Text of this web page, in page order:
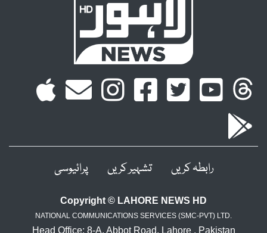
رابطہ کریں تشہیر کریں پرائیوسی
Copyright © LAHORE NEWS HD
NATIONAL COMMUNICATIONS SERVICES (SMC-PVT) LTD.
Head Office: 8-A, Abbot Road, Lahore , Pakistan